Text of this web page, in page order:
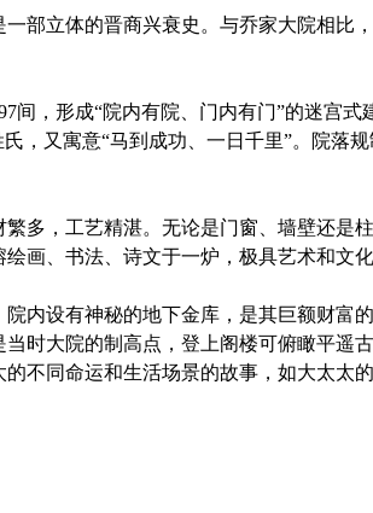
部立体的晋商兴衰史。与乔家大院相比
间，形成“院内有院、门内有门”的迷宫式
，又寓意“马到成功、一日千里”。院落规
多，工艺精湛。无论是门窗、墙壁还是
画、书法、诗文于一炉，极具艺术和文化
内设有神秘的地下金库，是其巨额财富的
时大院的制高点，登上阁楼可俯瞰平遥古
不同命运和生活场景的故事，如大太太